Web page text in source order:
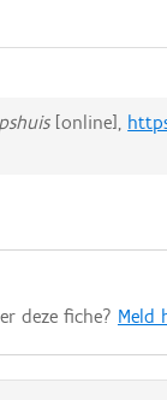
[online],
deze fiche? Meld